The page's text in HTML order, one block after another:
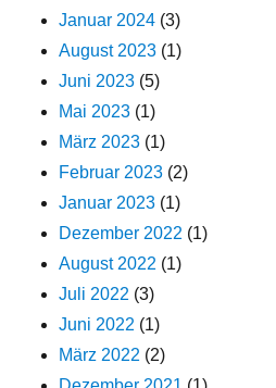
Januar 2024 (3)
August 2023 (1)
Juni 2023 (5)
Mai 2023 (1)
März 2023 (1)
Februar 2023 (2)
Januar 2023 (1)
Dezember 2022 (1)
August 2022 (1)
Juli 2022 (3)
Juni 2022 (1)
März 2022 (2)